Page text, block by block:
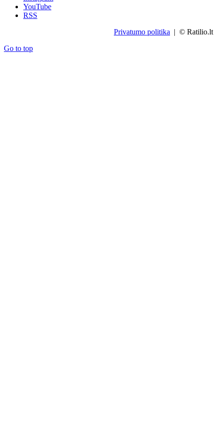
YouTube
RSS
Privatumo politika | © Ratilio.lt
Go to top